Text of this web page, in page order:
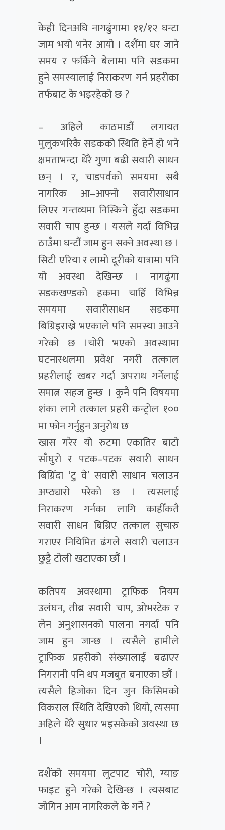
केही दिनअघि नागढुंगामा ११/१२ घन्टा
जाम भयो भनेर आयो । दशैंमा घर जाने
समय र फर्किने बेलामा पनि सडकमा
हुने समस्यालाई निराकरण गर्न प्रहरीका
तर्फबाट के भइरहेको छ ?
– अहिले काठमाडौं लगायत
मुलुकभरिकै सडकको स्थिति हेर्ने हो भने
क्षमताभन्दा धेरै गुणा बढी सवारी साधन
छन् । र, चाडपर्वको समयमा सबै
नागरिक आ–आफ्नो सवारीसाधान
लिएर गन्तव्यमा निस्किने हुँदा सडकमा
सवारी चाप हुन्छ । यसले गर्दा विभिन्न
ठाउँमा घन्टौं जाम हुन सक्ने अवस्था छ ।
सिटी एरिया र लामो दूरीको यात्रामा पनि
यो अवस्था देखिन्छ । नागढुंगा
सडकखण्डको हकमा चाहिँ विभिन्न
समयमा सवारीसाधन सडकमा
बिग्रिइराख्ने भएकाले पनि समस्या आउने
गरेको छ ।चोरी भएको अवस्थामा
घटनास्थलमा प्रवेश नगरी तत्काल
प्रहरीलाई खबर गर्दा अपराध गर्नेलाई
समात्न सहज हुन्छ । कुनै पनि विषयमा
शंका लागे तत्काल प्रहरी कन्ट्रोल १००
मा फोन गर्नुहुन अनुरोध छ
खास गरेर यो रुटमा एकातिर बाटो
साँघुरो र पटक–पटक सवारी साधन
बिग्रिँदा ‘टु वे’ सवारी साधान चलाउन
अप्ठ्यारो परेको छ । त्यसलाई
निराकरण गर्नका लागि काहीँकतै
सवारी साधन बिग्रिए तत्काल सुचारु
गराएर नियिमित ढंगले सवारी चलाउन
छुट्टै टोली खटाएका छौं ।
कतिपय अवस्थामा ट्राफिक नियम
उलंघन, तीब्र सवारी चाप, ओभरटेक र
लेन अनुशासनको पालना नगर्दा पनि
जाम हुन जान्छ । त्यसैले हामीले
ट्राफिक प्रहरीको संख्यालाई बढाएर
निगरानी पनि थप मजबुत बनाएका छौं ।
त्यसैले हिजोका दिन जुन किसिमको
विकराल स्थिति देखिएको थियो, त्यसमा
अहिले धेरै सुधार भइसकेको अवस्था छ
।
दशैंको समयमा लुटपाट चोरी, ग्याङ
फाइट हुने गरेको देखिन्छ । त्यसबाट
जोगिन आम नागरिकले के गर्ने ?